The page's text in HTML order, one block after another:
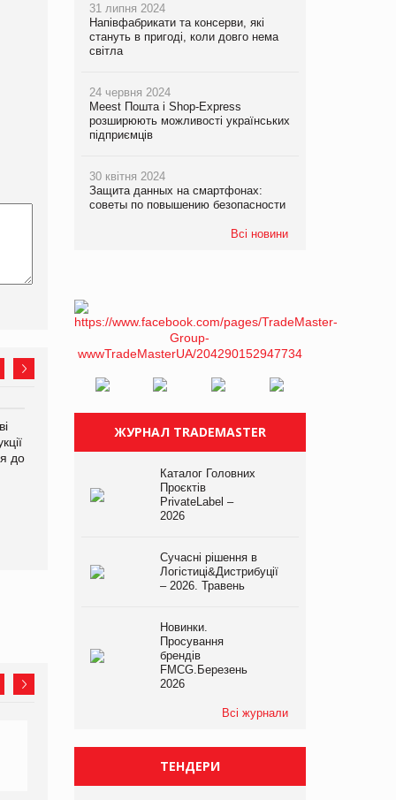
до
Аргентина повертається з
ФАО прогнозує зростання
31 липня 2024
Напівфабрикати та консерви, які
стануть в пригоді, коли довго нема
світла
24 червня 2024
Meest Пошта і Shop-Express
розширюють можливості українських
підприємців
30 квітня 2024
Защита данных на смартфонах:
советы по повышению безопасности
Всі новини
ЖУРНАЛ TRADEMASTER
Каталог Головних
Проєктів
PrivateLabel –
2026
Сучасні рішення в
Логістиці&Дистрибуції
– 2026. Травень
Новинки.
Просування
брендів
FMCG.Березень
2026
Всі журнали
ТЕНДЕРИ